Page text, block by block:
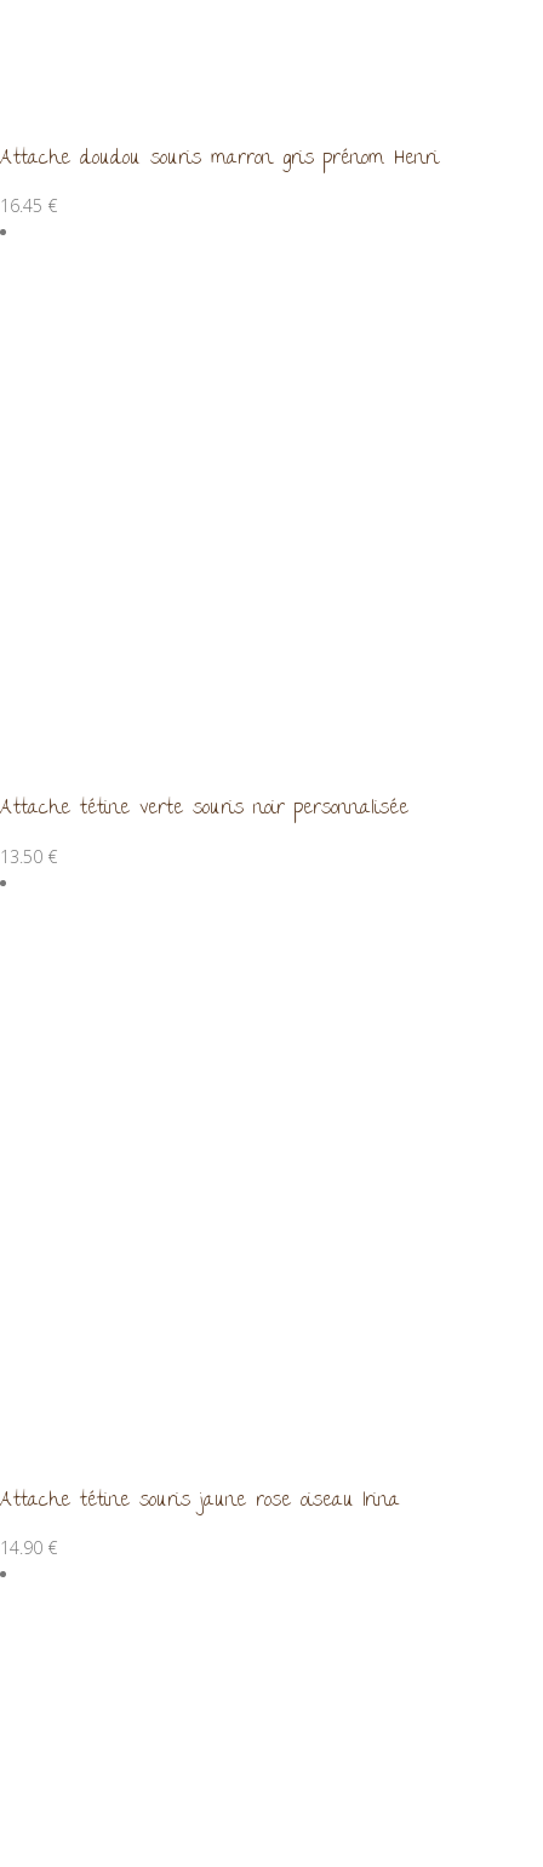
Attache doudou souris marron gris prénom Henri
16.45 €
Attache tétine verte souris noir personnalisée
13.50 €
Attache tétine souris jaune rose oiseau Irina
14.90 €